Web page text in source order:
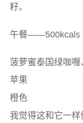
籽。
午餐——500kcals
菠萝蜜泰国绿咖
苹果
橙色
我觉得这和它一